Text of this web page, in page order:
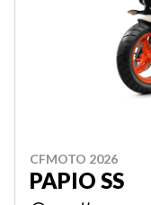
CFMOTO 2026
PAPIO SS